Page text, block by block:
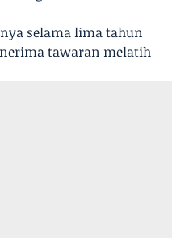
selama lima tahun
tawaran melatih